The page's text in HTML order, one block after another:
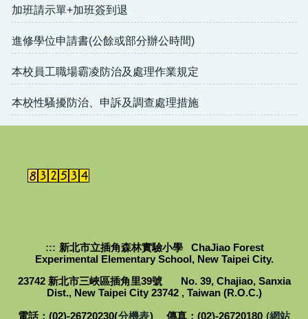
加班請示單+加班簽到退
進修學位申請書(公餘或部分辦公時間)
本校員工職場霸凌防治及處理作業規定
本校性騷擾防治、申訴及調查處理措施
::: 新北市立插角森林實驗小學 ChaJiao Forest
Experimental Elementary School, New Taipei City.
23742 新北市三峽區插角里39號 No. 39, Chajiao, Sanxia
Dist., New Taipei City 23742 , Taiwan (R.O.C.)
電話：(02)-26720230(分機表) 傳真：(02)-26720180 (網站